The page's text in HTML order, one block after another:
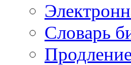
Словарь